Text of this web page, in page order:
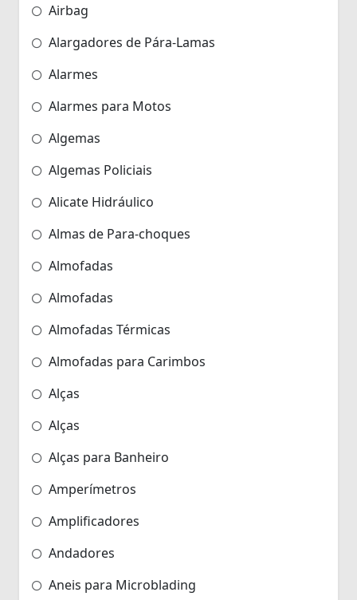
Airbag
Alargadores de Pára-Lamas
Alarmes
Alarmes para Motos
Algemas
Algemas Policiais
Alicate Hidráulico
Almas de Para-choques
Almofadas
Almofadas
Almofadas Térmicas
Almofadas para Carimbos
Alças
Alças
Alças para Banheiro
Amperímetros
Amplificadores
Andadores
Aneis para Microblading